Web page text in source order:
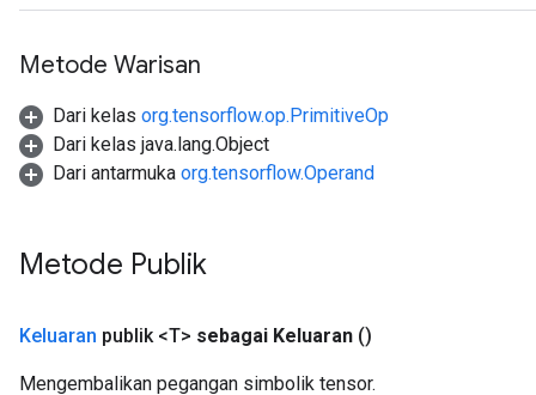
Metode Warisan
Dari kelas org.tensorflow.op.PrimitiveOp
Dari kelas java.lang.Object
Dari antarmuka org.tensorflow.Operand
Metode Publik
Keluaran publik <T> sebagai Keluaran ()
Mengembalikan pegangan simbolik tensor.